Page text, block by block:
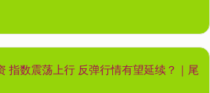
指数震荡上行 反弹行情有望延续？｜尾